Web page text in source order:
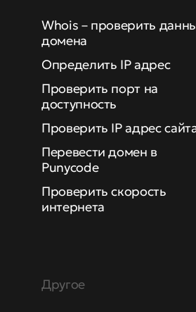
Whois – проверить
домена
Определить IP адрес
Проверить порт на
доступность
Проверить IP адрес
Перевести домен в
Punycode
Проверить скорость
интернета
Другое